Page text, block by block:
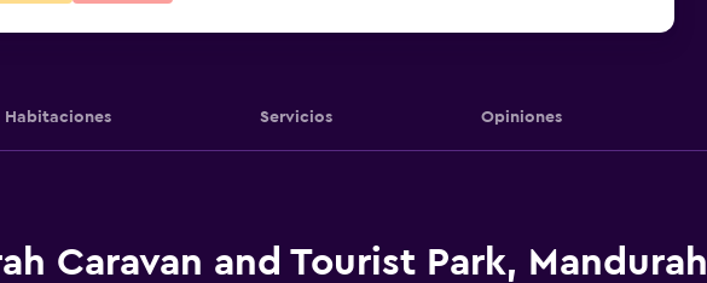
Habitaciones Servicios Opiniones
Caravan and Tourist Park, Mandurah